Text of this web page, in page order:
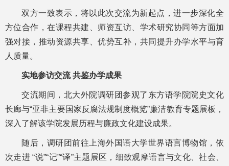
双方一致表示，将以此次交流为新起点，进一步深化全
方位合作，在课程共建、师资互访、学术研究协同等方面加
强对接，推动资源共享、优势互补，共同提升办学水平与育
人质量。
实地参访交流 共鉴办学成果
交流期间，北大外院调研团参观了东方语学院院史文化
长廊与“亚非主要国家反腐法规制度概览”廉洁教育专题展板，
深入了解该学院发展历程与廉政文化建设成果。
随后，调研团前往上海外国语大学世界语言博物馆，依
次走进 “说”“记”“译”主题展区，细致观摩语言与文化、社会、